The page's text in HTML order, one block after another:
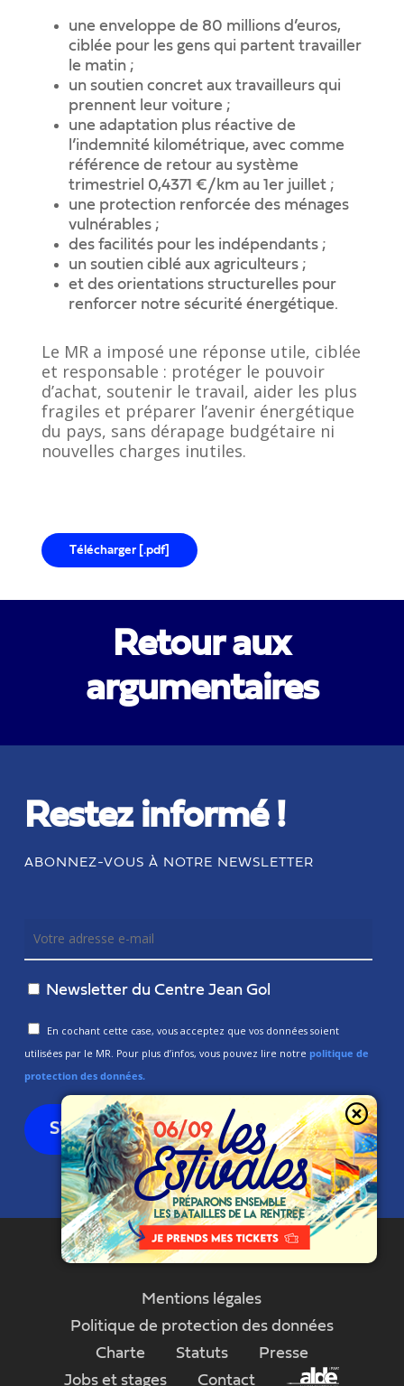
une enveloppe de 80 millions d’euros,
ciblée pour les gens qui partent travailler
le matin ;
un soutien concret aux travailleurs qui
prennent leur voiture ;
une adaptation plus réactive de
l’indemnité kilométrique, avec comme
référence de retour au système
trimestriel 0,4371 €/km au 1er juillet ;
une protection renforcée des ménages
vulnérables ;
des facilités pour les indépendants ;
un soutien ciblé aux agriculteurs ;
et des orientations structurelles pour
renforcer notre sécurité énergétique.
Le MR a imposé une réponse utile, ciblée
et responsable : protéger le pouvoir
d’achat, soutenir le travail, aider les plus
fragiles et préparer l’avenir énergétique
du pays, sans dérapage budgétaire ni
nouvelles charges inutiles.
Té lécharger [.pdf]
Retour aux
argumentaires
Restez informé !
ABONNEZ-VOUS À NOTRE NEWSLETTER
Newsletter du Centre Jean Gol
En cochant cette case, vous acceptez que vos données soient
utilisées par le MR. Pour plus d’infos, vous pouvez lire notre politique de
protection des données.
Mentions légales
Politique de protection des données
Charte
Statuts
Presse
Jobs et stages
Contact